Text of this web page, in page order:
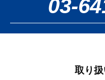
03-
取り